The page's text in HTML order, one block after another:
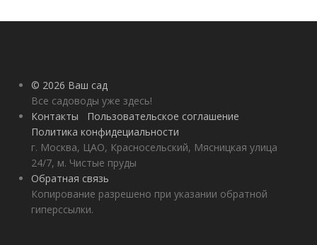
© 2026 Ваш сад
Все садоводы уже здесь!
Контакты
Пользовательское соглашение
Политика конфидециальности
г. Москва, ЦАО, Красносельский, Мясницкая улица
24/7, м. Чистые пруды
Обратная связь
Копирование разрешено при указании обратной
гиперссылки.